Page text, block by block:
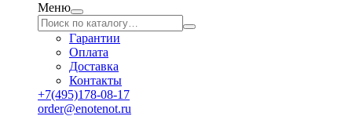
Меню
Гарантии
Оплата
Доставка
Контакты
+7(495)178-08-17
order@enotenot.ru